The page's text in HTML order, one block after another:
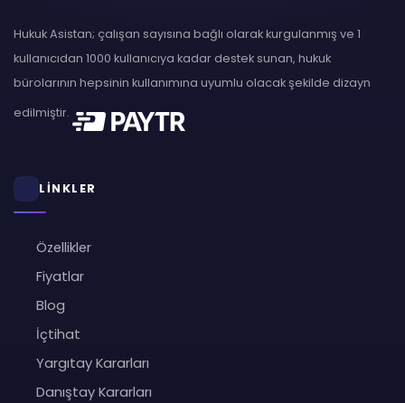
Hukuk Asistan; çalışan sayısına bağlı olarak kurgulanmış ve 1
kullanıcıdan 1000 kullanıcıya kadar destek sunan, hukuk
bürolarının hepsinin kullanımına uyumlu olacak şekilde dizayn
edilmiştir.
LİNKLER
Özellikler
Fiyatlar
Blog
İçtihat
Yargıtay Kararları
Danıştay Kararları